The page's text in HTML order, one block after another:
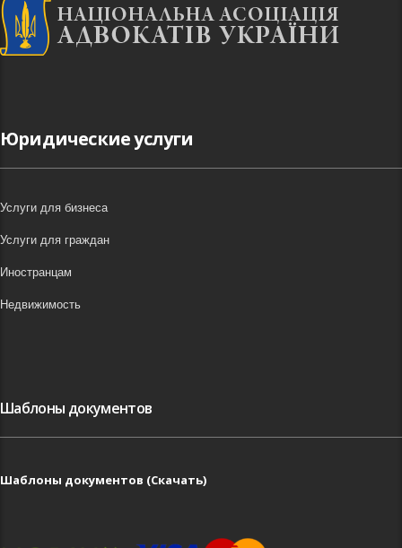
Юридические услуги
Услуги для бизнеса
Услуги для граждан
Иностранцам
Недвижимость
Шаблоны документов
Шаблоны документов (Скачать)